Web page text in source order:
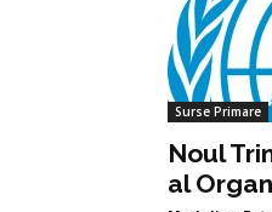
Surse Primare
Noul
al